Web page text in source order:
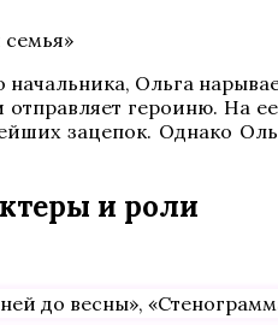
семья»
начальника, Ольга
героиню. На
зацепок. Однако
и роли
до весны»,